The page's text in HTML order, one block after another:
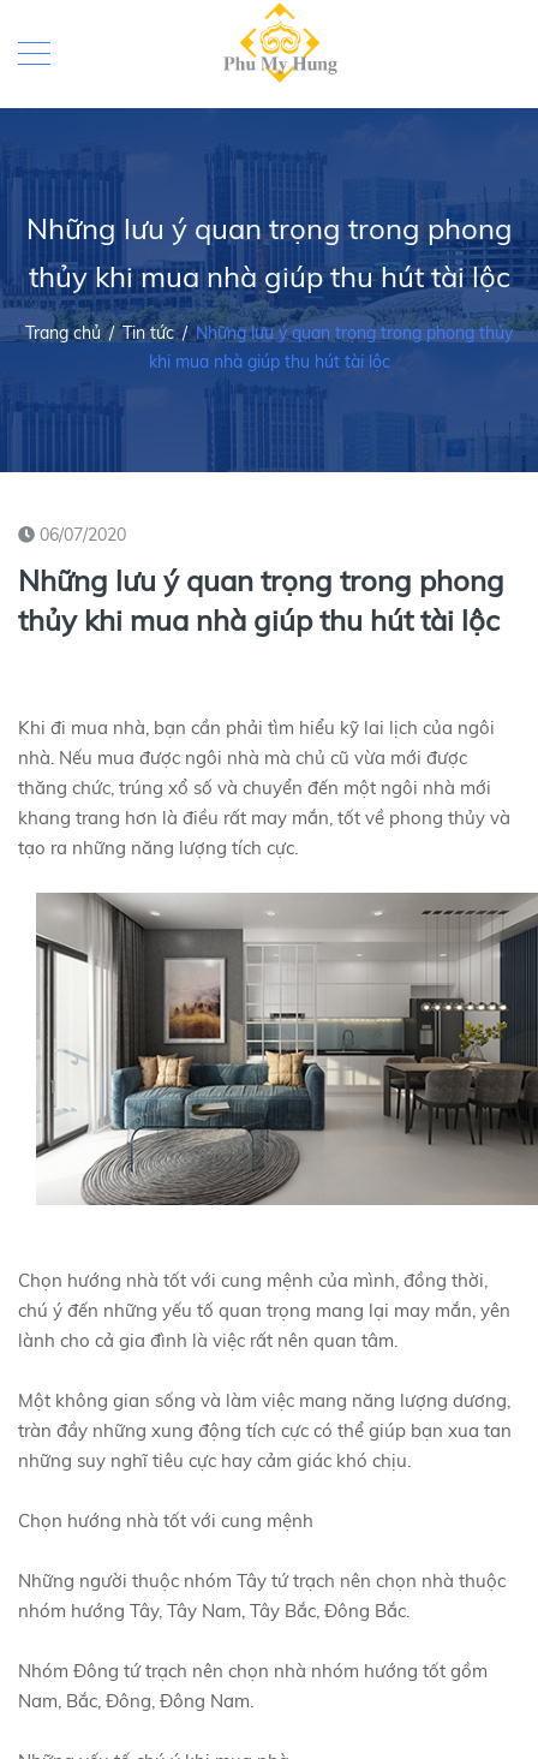
Những lưu ý quan trọng trong phong
thủy khi mua nhà giúp thu hút tài lộc
Trang chủ / Tin tức / Những lưu ý quan trọng trong phong thủy
khi mua nhà giúp thu hút tài lộc
06/07/2020
Những lưu ý quan trọng trong phong
thủy khi mua nhà giúp thu hút tài lộc
Khi đi mua nhà, bạn cần phải tìm hiểu kỹ lai lịch của ngôi
nhà. Nếu mua được ngôi nhà mà chủ cũ vừa mới được
thăng chức, trúng xổ số và chuyển đến một ngôi nhà mới
khang trang hơn là điều rất may mắn, tốt về phong thủy và
tạo ra những năng lượng tích cực.
Chọn hướng nhà tốt với cung mệnh của mình, đồng thời,
chú ý đến những yếu tố quan trọng mang lại may mắn, yên
lành cho cả gia đình là việc rất nên quan tâm.
Một không gian sống và làm việc mang năng lượng dương,
tràn đầy những xung động tích cực có thể giúp bạn xua tan
những suy nghĩ tiêu cực hay cảm giác khó chịu.
Chọn hướng nhà tốt với cung mệnh
Những người thuộc nhóm Tây tứ trạch nên chọn nhà thuộc
nhóm hướng Tây, Tây Nam, Tây Bắc, Đông Bắc.
Nhóm Đông tứ trạch nên chọn nhà nhóm hướng tốt gồm
Nam, Bắc, Đông, Đông Nam.